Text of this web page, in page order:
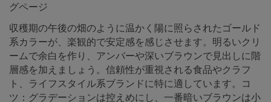
グページ
収穫期の午後の畑のように温かく陽に照らされたゴールド
系カラーが、楽観的で安定感を感じさせます。明るいクリ
ームで余白を作り、アンバーや深いブラウンで見出しに階
層感を加えましょう。信頼性が重視される食品やクラフ
ト、ライフスタイル系ブランドに特に適しています。コ
ツ：グラデーションは控えめにし、一番暗いブラウンは小